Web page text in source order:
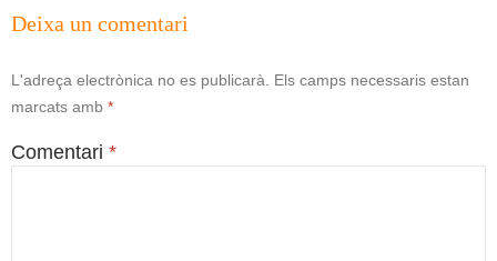
Deixa un comentari
L'adreça electrònica no es publicarà. Els camps necessaris estan
marcats amb *
Comentari *